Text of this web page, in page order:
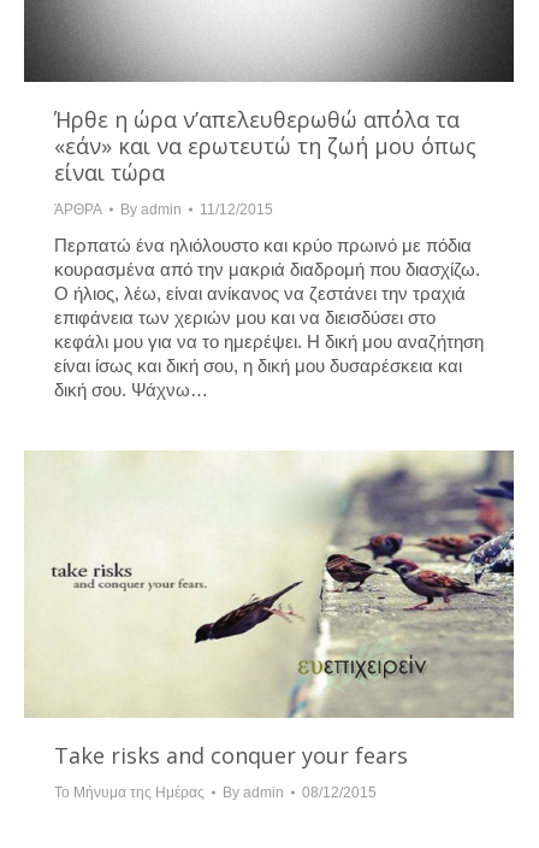
Ήρθε η ώρα ν’απελευθερωθώ απ΄όλα τα
«εάν» και να ερωτευτώ τη ζωή μου όπως
είναι τώρα
ΆΡΘΡΑ By admin 11/12/2015
Περπατώ ένα ηλιόλουστο και κρύο πρωινό με πόδια
κουρασμένα από την μακριά διαδρομή που διασχίζω.
Ο ήλιος, λέω, είναι ανίκανος να ζεστάνει την τραχιά
επιφάνεια των χεριών μου και να διεισδύσει στο
κεφάλι μου για να το ημερέψει. Η δική μου αναζήτηση
είναι ίσως και δική σου, η δική μου δυσαρέσκεια και
δική σου. Ψάχνω…
Take risks and conquer your fears
Το Μήνυμα της Ημέρας By admin 08/12/2015